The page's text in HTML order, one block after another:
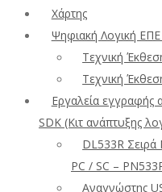
Χάρτης
Ψηφιακή Λογική
Τεχνική
Τεχνική
Εργαλεία
SDK (Κιτ ανάπτυξης
DL533R
PC / SC –
Αναγνώστης